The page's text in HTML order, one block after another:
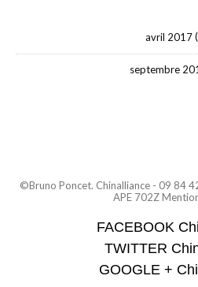
avril 2017
septembre
©Bruno Poncet. Chinalliance - 09 84
APE 702Z
FACEBOOK
TWITTER
GOOGLE +